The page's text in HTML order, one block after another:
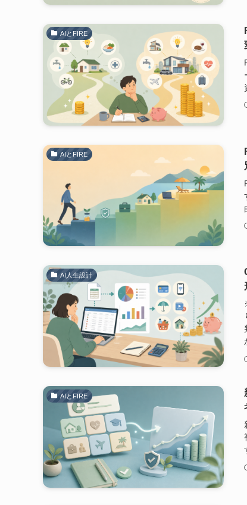
AIとFIRE
AIとFIRE
AI人生設計
AIとFIRE